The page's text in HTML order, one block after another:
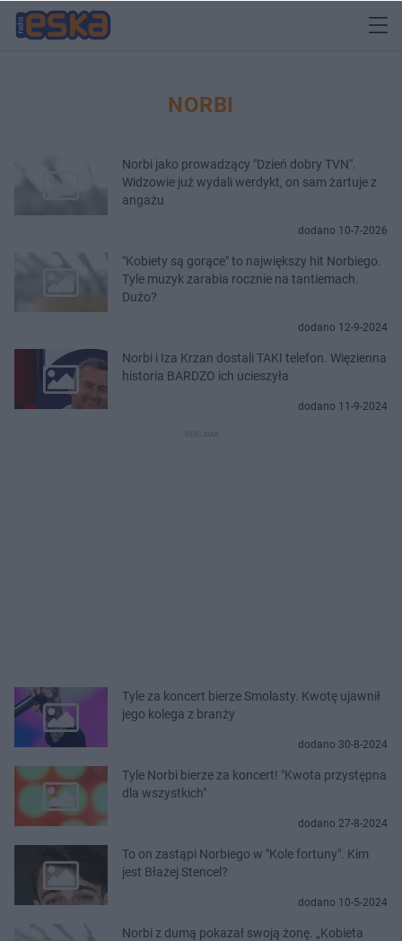
NORBI
Norbi jako prowadzący "Dzień dobry TVN".
Widzowie już wydali werdykt, on sam żartuje z
angażu
dodano 10-7-2026
"Kobiety są gorące" to największy hit Norbiego.
Tyle muzyk zarabia rocznie na tantiemach.
Dużo?
dodano 12-9-2024
Norbi i Iza Krzan dostali TAKI telefon. Więzienna
historia BARDZO ich ucieszyła
dodano 11-9-2024
Tyle za koncert bierze Smolasty. Kwotę ujawnił
jego kolega z branży
dodano 30-8-2024
Tyle Norbi bierze za koncert! "Kwota przystępna
dla wszystkich"
dodano 27-8-2024
To on zastąpi Norbiego w "Kole fortuny". Kim
jest Błażej Stencel?
dodano 10-5-2024
Norbi z dumą pokazał swoją żonę. „Kobieta